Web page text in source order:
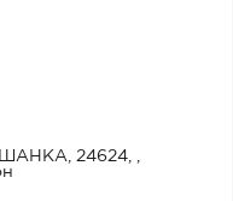
24624, ,